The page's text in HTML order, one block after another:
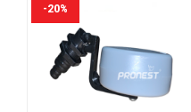
-20%